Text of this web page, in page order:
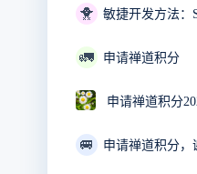
🐥 敏捷开发方法：
🚛 申请禅道积分
申请禅道积分
🚐 申请禅道积分，